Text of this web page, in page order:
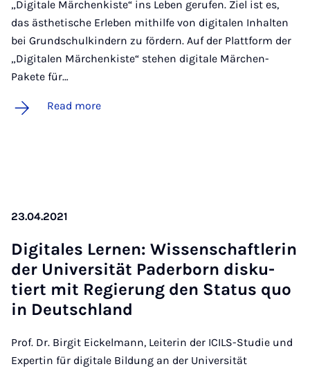
„Digitale Märchenkiste“ ins Leben gerufen. Ziel ist es,
das ästhetische Erleben mithilfe von digitalen Inhalten
bei Grundschulkindern zu fördern. Auf der Plattform der
„Digitalen Märchenkiste“ stehen digitale Märchen-
Pakete für…
Read more
23.04.2021
Di­gitales Lernen: Wis­senschaftler­in
der Uni­versität Pader­born disku­
tiert mit Re­gier­ung den Status quo
in Deutsch­land
Prof. Dr. Birgit Eickelmann, Leiterin der ICILS-Studie und
Expertin für digitale Bildung an der Universität